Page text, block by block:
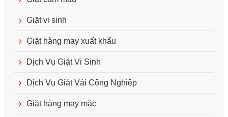
Giặt vi sinh
Giặt hàng may xuất khẩu
Dịch Vụ Giặt Vi Sinh
Dịch Vụ Giặt Vải Công Nghiệp
Giặt hàng may mặc